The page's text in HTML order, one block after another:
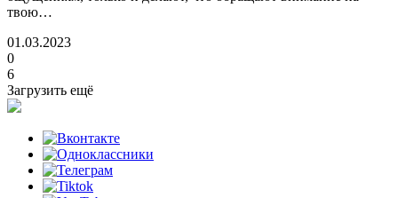
твою…
01.03.2023
0
6
Загрузить ещё